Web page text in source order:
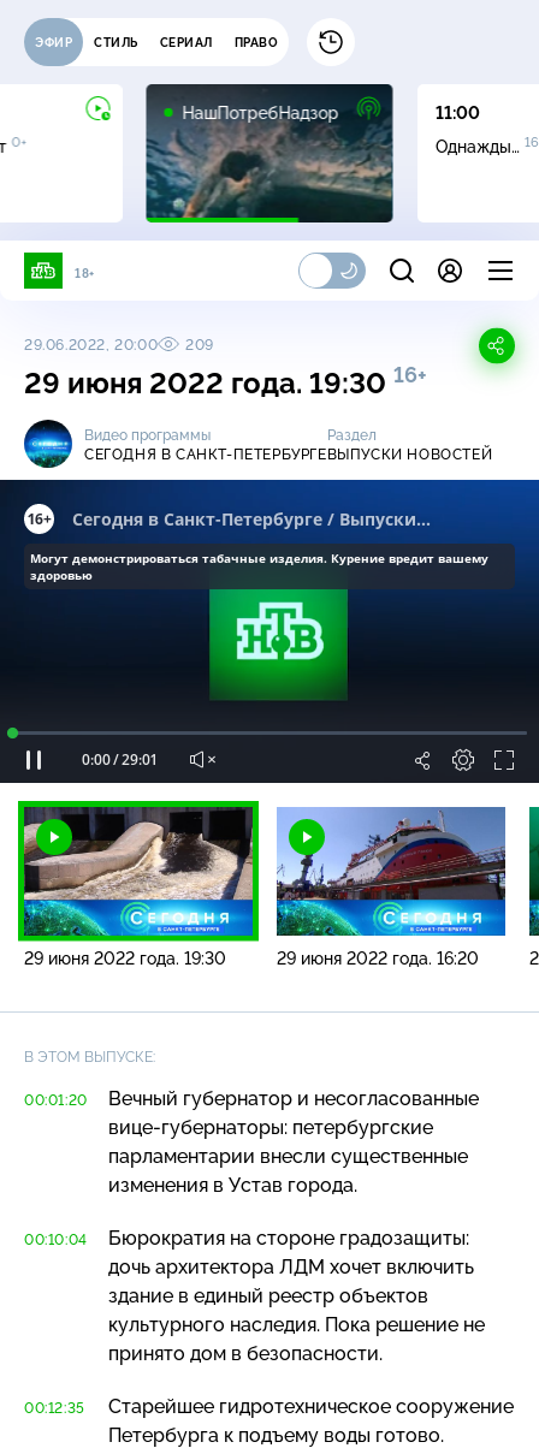
ЭФИР СТИЛЬ СЕРИАЛ ПРАВО
0+
НашПотребНадзор
16+
11:00
Однажды…
18+
29.06.2022, 20:00 209
29 июня 2022 года. 19:30 16+
Видео программы
СЕГОДНЯ В САНКТ-ПЕТЕРБУРГЕ
Раздел
ВЫПУСКИ НОВОСТЕЙ
/
Загрузка:
0.34%
16+
Могут демонстрироваться табачные изделия. Курение вредит вашему
здоровью
29 июня 2022 года. 19:30 29 июня 2022 года. 16:20
В ЭТОМ ВЫПУСКЕ:
00:01:20
Вечный губернатор и несогласованные
вице-губернаторы: петербургские
парламентарии внесли существенные
изменения в Устав города.
00:10:04
Бюрократия на стороне градозащиты:
дочь архитектора ЛДМ хочет включить
здание в единый реестр объектов
культурного наследия. Пока решение не
принято дом в безопасности.
00:12:35
Старейшее гидротехническое сооружение
Петербурга к подъему воды готово.